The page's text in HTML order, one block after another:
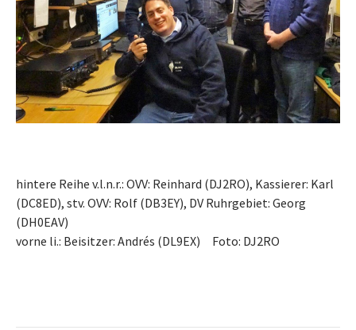
hintere Reihe v.l.n.r.: OVV: Reinhard (DJ2RO), Kassierer: Karl
(DC8ED), stv. OVV: Rolf (DB3EY), DV Ruhrgebiet: Georg
(DH0EAV)
vorne li.: Beisitzer: Andrés (DL9EX) Foto: DJ2RO